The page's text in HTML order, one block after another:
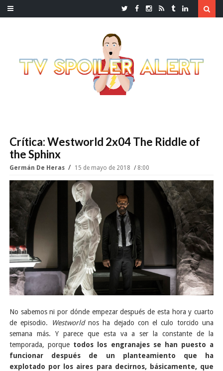
Crítica: Westworld 2x04 The Riddle of
the Sphinx
Germán De Heras 15 de mayo de 2018 8:00
No sabemos ni por dónde empezar después de esta hora y cuarto
de episodio.
Westworld nos ha dejado con el culo torcido una
semana más. Y parece que esta va a ser la constante de la
temporada, porque todos los engranajes se han puesto a
funcionar después de un planteamiento que ha
explotado por los aires para decirnos, básicamente, que